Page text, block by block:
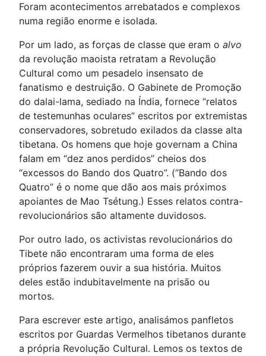
Foram acontecimentos arrebatados e complexos
numa região enorme e isolada.
Por um lado, as forças de classe que eram o alvo
da revolução maoista retratam a Revolução
Cultural como um pesadelo insensato de
fanatismo e destruição. O Gabinete de Promoção
do dalai-lama, sediado na Índia, fornece “relatos
de testemunhas oculares” escritos por extremistas
conservadores, sobretudo exilados da classe alta
tibetana. Os homens que hoje governam a China
falam em “dez anos perdidos” cheios dos
“excessos do Bando dos Quatro”. (“Bando dos
Quatro” é o nome que dão aos mais próximos
apoiantes de Mao Tsétung.) Esses relatos contra-
revolucionários são altamente duvidosos.
Por outro lado, os activistas revolucionários do
Tibete não encontraram uma forma de eles
próprios fazerem ouvir a sua história. Muitos
deles estão indubitavelmente na prisão ou
mortos.
Para escrever este artigo, analisámos panfletos
escritos por Guardas Vermelhos tibetanos durante
a própria Revolução Cultural. Lemos os textos de